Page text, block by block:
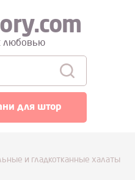
любовью
для штор
и гладкотканные халаты